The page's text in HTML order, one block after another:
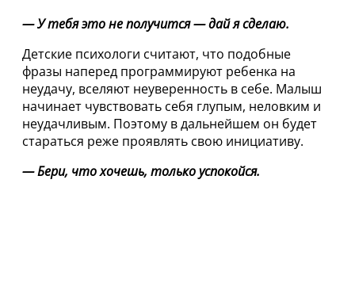
— У тебя это не получится — дай я сделаю.
Детские психологи считают, что подобные
фразы наперед программируют ребенка на
неудачу, вселяют неуверенность в себе. Малыш
начинает чувствовать себя глупым, неловким и
неудачливым. Поэтому в дальнейшем он будет
стараться реже проявлять свою инициативу.
— Бери, что хочешь, только успокойся.